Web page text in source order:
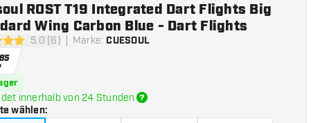
5.0 (6) Marke: CUESOUL
ROST T19 Integrated Dart Flights Big
Wing Carbon Blue - Dart Flights
85
innerhalb von 24 Stunden
wählen: